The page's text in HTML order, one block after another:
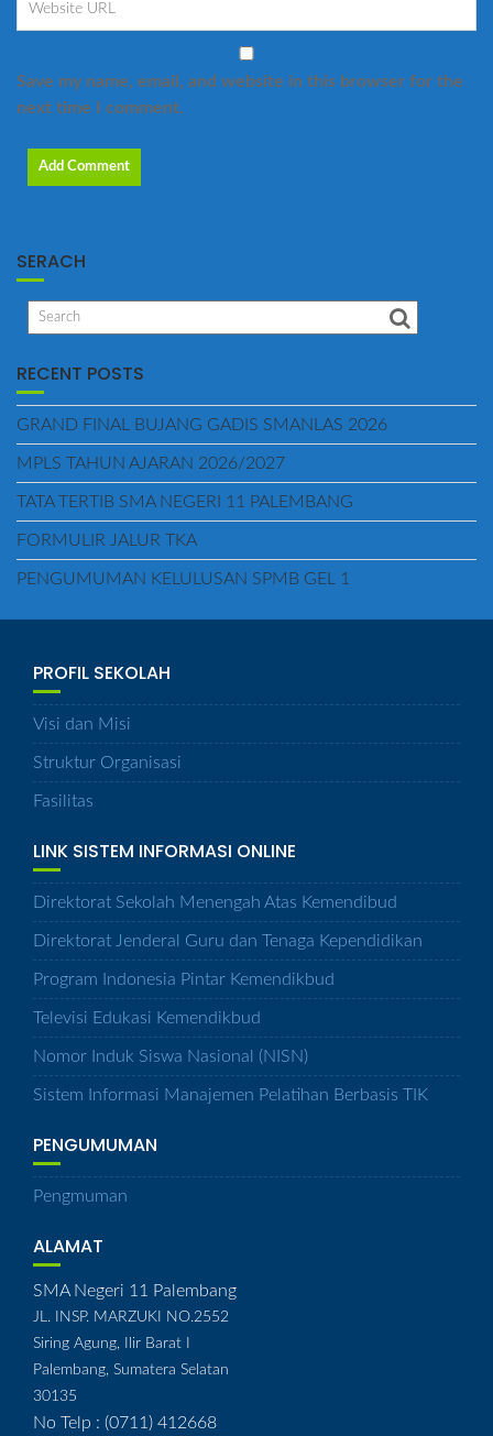
Save my name, email, and website in this browser for the
next time I comment.
SERACH
RECENT POSTS
GRAND FINAL BUJANG GADIS SMANLAS 2026
MPLS TAHUN AJARAN 2026/2027
TATA TERTIB SMA NEGERI 11 PALEMBANG
FORMULIR JALUR TKA
PENGUMUMAN KELULUSAN SPMB GEL 1
PROFIL SEKOLAH
Visi dan Misi
Struktur Organisasi
Fasilitas
LINK SISTEM INFORMASI ONLINE
Direktorat Sekolah Menengah Atas Kemendibud
Direktorat Jenderal Guru dan Tenaga Kependidikan
Program Indonesia Pintar Kemendikbud
Televisi Edukasi Kemendikbud
Nomor Induk Siswa Nasional (NISN)
Sistem Informasi Manajemen Pelatihan Berbasis TIK
PENGUMUMAN
Pengmuman
ALAMAT
SMA Negeri 11 Palembang
JL. INSP. MARZUKI NO.2552
Siring Agung, Ilir Barat I
Palembang, Sumatera Selatan
30135
No Telp : (0711) 412668